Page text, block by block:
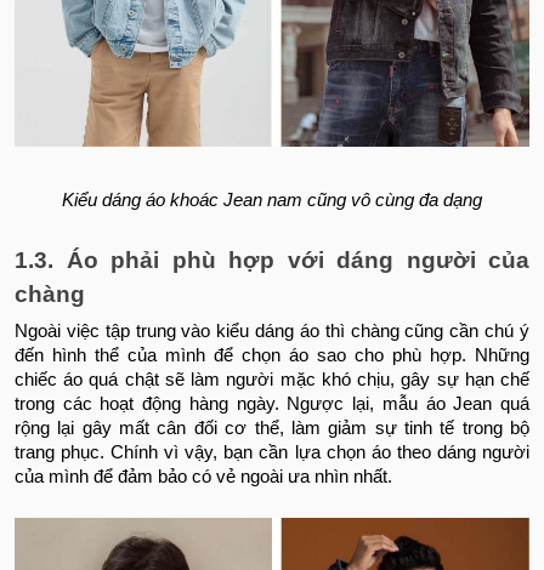
Kiểu dáng áo khoác Jean nam cũng vô cùng đa dạng
1.3. Áo phải phù hợp với dáng người của
chàng
Ngoài việc tập trung vào kiểu dáng áo thì chàng cũng cần chú ý
đến hình thể của mình để chọn áo sao cho phù hợp. Những
chiếc áo quá chật sẽ làm người mặc khó chịu, gây sự hạn chế
trong các hoạt động hàng ngày. Ngược lại, mẫu áo Jean quá
rộng lại gây mất cân đối cơ thể, làm giảm sự tinh tế trong bộ
trang phục. Chính vì vậy, bạn cần lựa chọn áo theo dáng người
của mình để đảm bảo có vẻ ngoài ưa nhìn nhất.